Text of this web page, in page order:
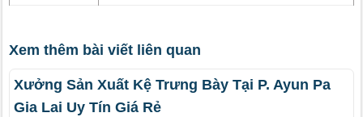
Xem thêm bài viết liên quan
Xưởng Sản Xuất Kệ Trưng Bày Tại P. Ayun Pa
Gia Lai Uy Tín Giá Rẻ